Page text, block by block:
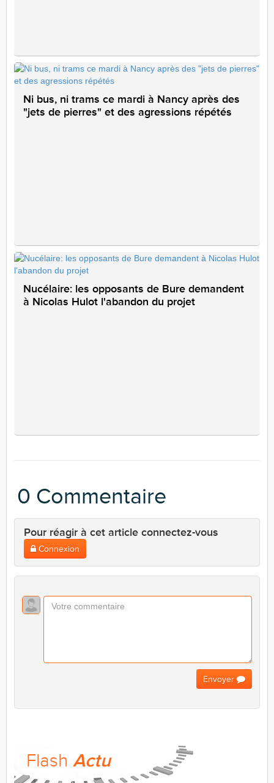
Ni bus, ni trams ce mardi à Nancy après des
"jets de pierres" et des agressions répétés
Nucélaire: les opposants de Bure demandent
à Nicolas Hulot l'abandon du projet
0 Commentaire
Pour réagir à cet article connectez-vous
Connexion
Envoyer
Flash Actu